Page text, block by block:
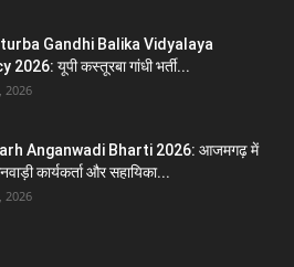
Gandhi Balika Vidyalaya
2026: यूपी कस्तूरबा गांधी भर्ती...
2026
Anganwadi Bharti 2026: आजमगढ़ में
कार्यकर्ता और सहायिका...
2026